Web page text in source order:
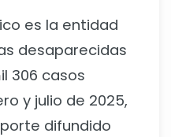
es la entidad
desaparecidas
306 casos
y julio de 2025,
difundido